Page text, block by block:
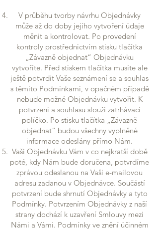
V průběhu tvorby návrhu Objednávky
může až do doby jejího vytvoření údaje
měnit a kontrolovat. Po provedení
kontroly prostřednictvím stisku tlačítka
„Závazně objednat“ Objednávku
vytvoříte. Před stiskem tlačítka musíte ale
ještě potvrdit Vaše seznámení se a souhlas
s těmito Podmínkami, v opačném případě
nebude možné Objednávku vytvořit. K
potvrzení a souhlasu slouží zatrhávací
políčko. Po stisku tlačítka „Závazně
objednat“ budou všechny vyplněné
informace odeslány přímo Nám.
Vaši Objednávku Vám v co nejkratší době
poté, kdy Nám bude doručena, potvrdíme
zprávou odeslanou na Vaši e-mailovou
adresu zadanou v Objednávce. Součástí
potvrzení bude shrnutí Objednávky a tyto
Podmínky. Potvrzením Objednávky z naší
strany dochází k uzavření Smlouvy mezi
Námi a Vámi. Podmínky ve znění účinném